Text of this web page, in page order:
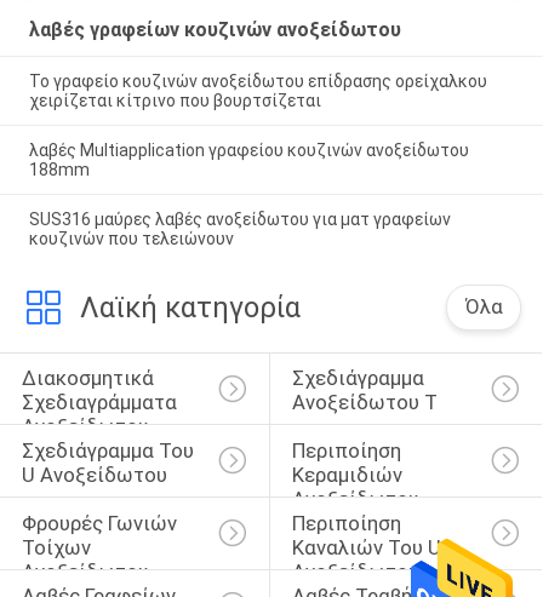
λαβές γραφείων κουζινών ανοξείδωτου
Το γραφείο κουζινών ανοξείδωτου επίδρασης ορείχαλκου
χειρίζεται κίτρινο που βουρτσίζεται
λαβές Multiapplication γραφείου κουζινών ανοξείδωτου
188mm
SUS316 μαύρες λαβές ανοξείδωτου για ματ γραφείων
κουζινών που τελειώνουν
Λαϊκή κατηγορία Όλα
Διακοσμητικά
Σχεδιαγράμματα
Ανοξείδωτου
Σχεδιάγραμμα
Ανοξείδωτου Τ
Σχεδιάγραμμα Του
U Ανοξείδωτου
Περιποίηση
Κεραμιδιών
Ανοξείδωτου
Φρουρές Γωνιών
Τοίχων
Ανοξείδωτου
Περιποίηση
Καναλιών Του U
Ανοξείδωτου